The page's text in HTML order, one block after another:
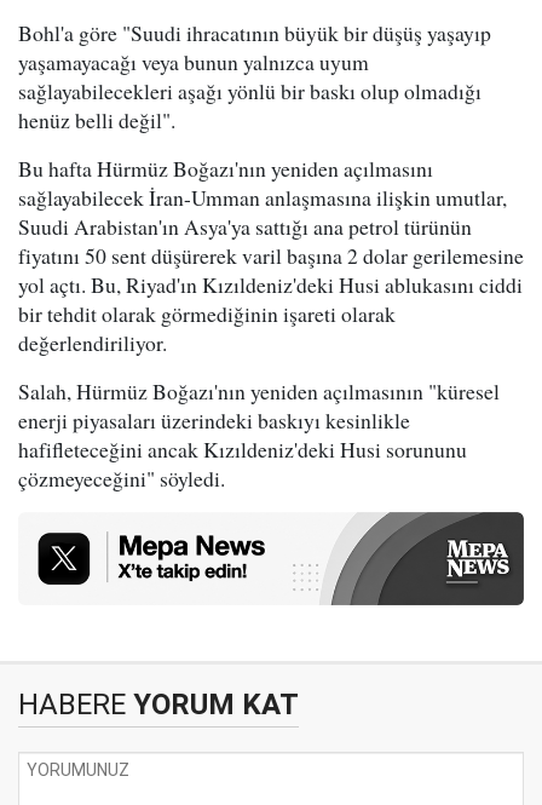
Bohl'a göre "Suudi ihracatının büyük bir düşüş yaşayıp
yaşamayacağı veya bunun yalnızca uyum
sağlayabilecekleri aşağı yönlü bir baskı olup olmadığı
henüz belli değil".
Bu hafta Hürmüz Boğazı'nın yeniden açılmasını
sağlayabilecek İran-Umman anlaşmasına ilişkin umutlar,
Suudi Arabistan'ın Asya'ya sattığı ana petrol türünün
fiyatını 50 sent düşürerek varil başına 2 dolar gerilemesine
yol açtı. Bu, Riyad'ın Kızıldeniz'deki Husi ablukasını ciddi
bir tehdit olarak görmediğinin işareti olarak
değerlendiriliyor.
Salah, Hürmüz Boğazı'nın yeniden açılmasının "küresel
enerji piyasaları üzerindeki baskıyı kesinlikle
hafifleteceğini ancak Kızıldeniz'deki Husi sorununu
çözmeyeceğini" söyledi.
HABERE YORUM KAT